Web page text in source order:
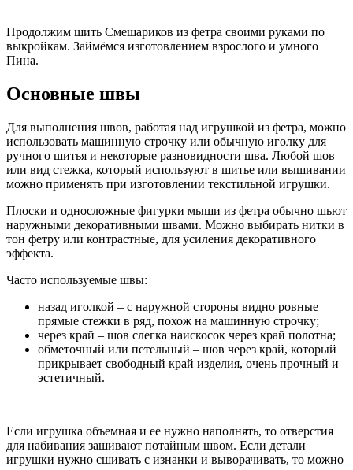
Продолжим шить Смешариков из фетра своими руками по
выкройкам. Займёмся изготовлением взрослого и умного
Пина.
Основные швы
Для выполнения швов, работая над игрушкой из фетра, можно
использовать машинную строчку или обычную иголку для
ручного шитья и некоторые разновидности шва. Любой шов
или вид стежка, который используют в шитье или вышивании
можно применять при изготовлении текстильной игрушки.
Плоски и односложные фигурки мыши из фетра обычно шьют
наружными декоративными швами. Можно выбирать нитки в
тон фетру или контрастные, для усиления декоративного
эффекта.
Часто используемые швы:
назад иголкой – с наружной стороны видно ровные
прямые стежки в ряд, похож на машинную строчку;
через край – шов слегка наискосок через край полотна;
обметочный или петельный – шов через край, который
прикрывает свободный край изделия, очень прочный и
эстетичный.
Если игрушка объемная и ее нужно наполнять, то отверстия
для набивания зашивают потайным швом. Если детали
игрушки нужно сшивать с изнанки и выворачивать, то можно